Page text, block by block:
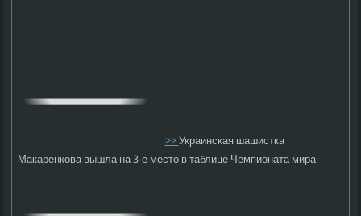
>>Украинская шашистка
Макаренкова вышла на 3-е место в таблице Чемпионата мира